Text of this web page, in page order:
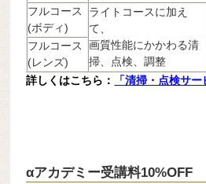
フルコース
(ボディ)
ライトコースに加え
て、
画質性能にかかわる清
掃、点検、調整
フルコース
(レンズ)
詳しくはこちら：
「清掃・点検サ
αアカデミー受講料10%OFF